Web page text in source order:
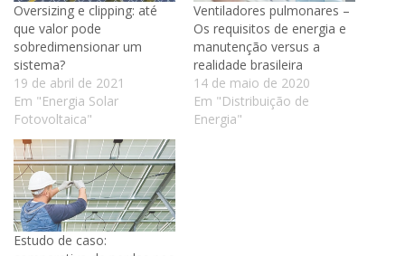
Oversizing e clipping: até
que valor pode
sobredimensionar um
sistema?
19 de abril de 2021
Em "Energia Solar
Fotovoltaica"
Ventiladores pulmonares –
Os requisitos de energia e
manutenção versus a
realidade brasileira
14 de maio de 2020
Em "Distribuição de
Energia"
Estudo de caso: